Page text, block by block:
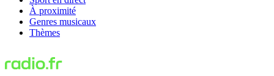
À proximité
Genres musicaux
Thèmes